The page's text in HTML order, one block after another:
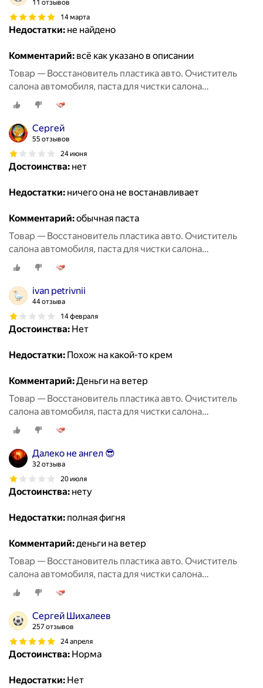
11 отзывов
14 марта
Недостатки: не найдено
Комментарий: всё как указано в описании
Товар — Восстановитель пластика авто. Очиститель
салона автомобиля, паста для чистки салона
автомобиля, восстановитель кожи.
Сергей
55 отзывов
24 июня
Достоинства: нет
Недостатки: ничего она не востанавливает
Комментарий:обычная паста
Товар — Восстановитель пластика авто. Очиститель
салона автомобиля, паста для чистки салона
автомобиля, восстановитель кожи.
ivan petrivnii
44 отзыва
14 февраля
Достоинства: Нет
Недостатки: Похож на какой-то крем
Комментарий:Деньги на ветер
Товар — Восстановитель пластика авто. Очиститель
салона автомобиля, паста для чистки салона
автомобиля, восстановитель кожи.
Далеко не ангел 😎
32 отзыва
20 июля
Достоинства: нету
Недостатки: полная фигня
Комментарий:деньги на ветер
Товар — Восстановитель пластика авто. Очиститель
салона автомобиля, паста для чистки салона
автомобиля, восстановитель кожи.
Сергей Шихалеев
257 отзывов
24 апреля
Достоинства: Норма
Недостатки: Нет